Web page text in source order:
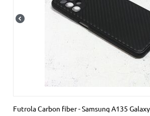
Futrola Carbon fiber - Samsung A135